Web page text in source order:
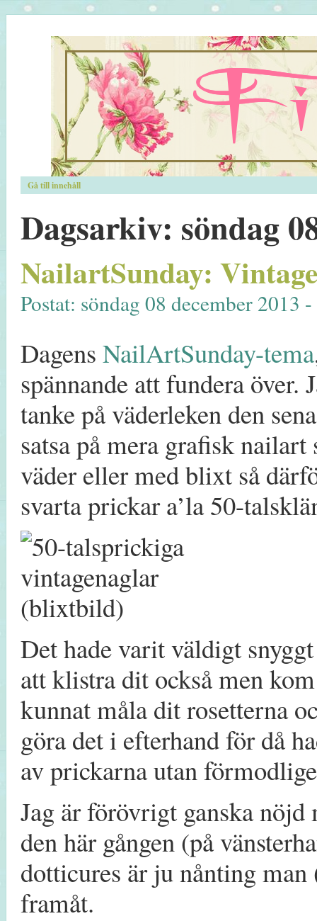
Gå till innehåll
Dagsarkiv: söndag
NailartSunday: Vintage
Postat: söndag 08 december 2013
Dagens NailArtSunday-tema
spännande att fundera
tanke på väderleken den
satsa på mera grafisk
väder eller med blixt så
svarta prickar a’la 50-
Det hade varit väldigt
att klistra dit också men
kunnat måla dit rosetterna
göra det i efterhand för då
av prickarna utan
Jag är förövrigt ganska
den här gången (på
dotticures är ju nånting man
framåt.